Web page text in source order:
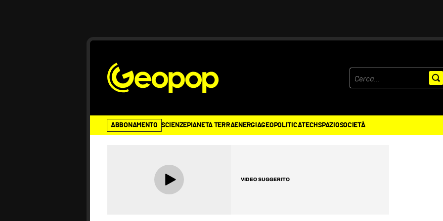
ABBONAMENTO SCIENZEPIANETA TERRAENERGIAGEOPOLITICATECHSPAZIOSOCIETÀ
VIDEO SUGGERITO